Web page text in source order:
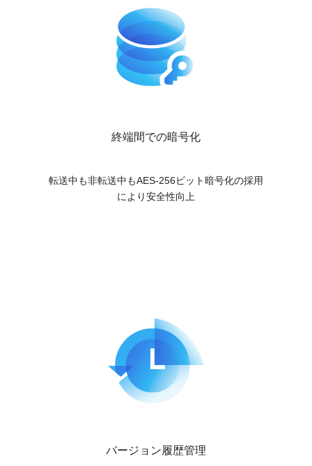
終端間での暗号化
転送中も非転送中もAES-256ビット暗号化の採用
により安全性向上
バージョン履歴管理